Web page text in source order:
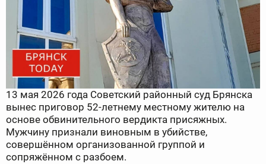
13 мая 2026 года Советский районный суд Брянска
вынес приговор 52-летнему местному жителю на
основе обвинительного вердикта присяжных.
Мужчину признали виновным в убийстве,
совершённом организованной группой и
сопряжённом с разбоем.